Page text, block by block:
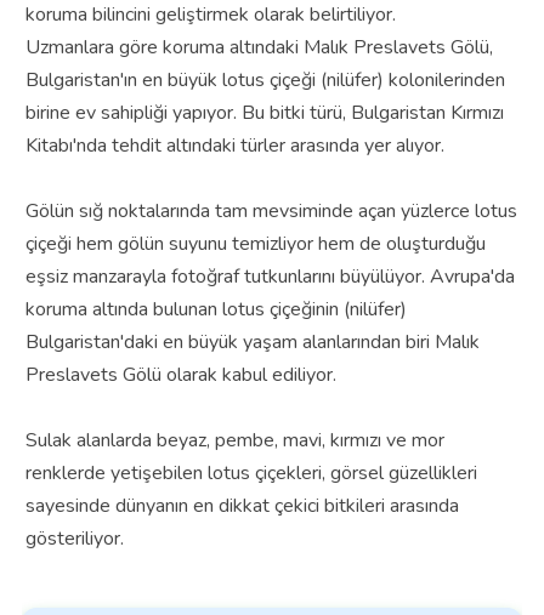
koruma bilincini geliştirmek olarak belirtiliyor.
Uzmanlara göre koruma altındaki Malık Preslavets Gölü,
Bulgaristan'ın en büyük lotus çiçeği (nilüfer) kolonilerinden
birine ev sahipliği yapıyor. Bu bitki türü, Bulgaristan Kırmızı
Kitabı'nda tehdit altındaki türler arasında yer alıyor.
Gölün sığ noktalarında tam mevsiminde açan yüzlerce lotus
çiçeği hem gölün suyunu temizliyor hem de oluşturduğu
eşsiz manzarayla fotoğraf tutkunlarını büyülüyor. Avrupa'da
koruma altında bulunan lotus çiçeğinin (nilüfer)
Bulgaristan'daki en büyük yaşam alanlarından biri Malık
Preslavets Gölü olarak kabul ediliyor.
Sulak alanlarda beyaz, pembe, mavi, kırmızı ve mor
renklerde yetişebilen lotus çiçekleri, görsel güzellikleri
sayesinde dünyanın en dikkat çekici bitkileri arasında
gösteriliyor.